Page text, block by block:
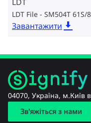
LDT File - SM504T 61S/
Завантажити
04070, Україна, м.Київ
Зв'яжіться з нами